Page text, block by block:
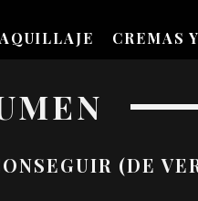
CREMAS
(DE